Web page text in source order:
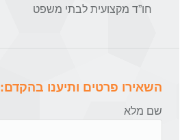
חו”ד מקצועית לבתי משפט
השאירו פרטים ותיענו בהקדם:
שם מלא